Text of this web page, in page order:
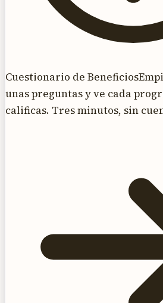
Cuestionario de Beneficios
unas preguntas y ve cada
calificas. Tres minutos, sin